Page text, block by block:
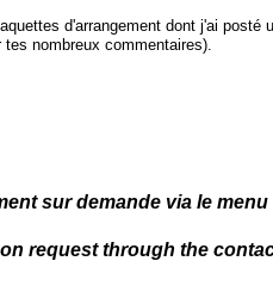
d'arrangement dont j'ai posté
nombreux commentaires).
sur demande via le
request through the